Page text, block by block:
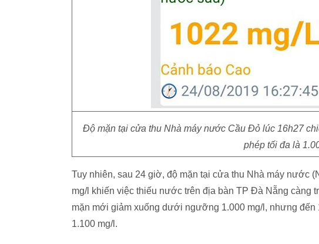
Độ mặn tại cửa thu Nhà máy nước Cầu Đỏ lúc 16h27
phép tối đa là
Tuy nhiên, sau 24 giờ, độ mặn tại cửa thu Nhà máy nước
mg/l khiến việc thiếu nước trên địa bàn TP Đà Nẵng càng
mặn mới giảm xuống dưới ngưỡng 1.000 mg/l, nhưng
1.100 mg/l.